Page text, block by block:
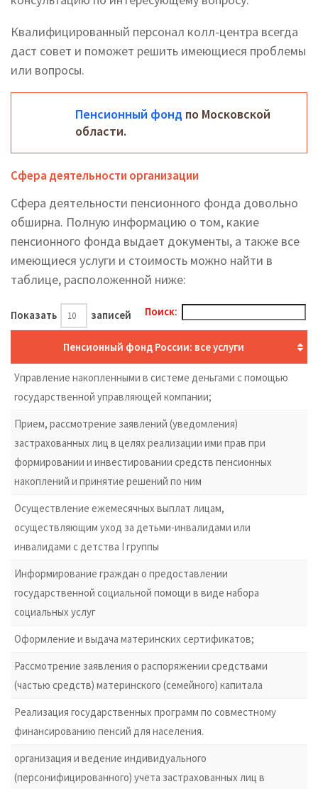
Квалифицированный персонал колл-центра всегда
даст совет и поможет решить имеющиеся проблемы
или вопросы.
Пенсионный фонд по Московской
области.
Сфера деятельности организации
Сфера деятельности пенсионного фонда довольно
обширна. Полную информацию о том, какие
пенсионного фонда выдает документы, а также все
имеющиеся услуги и стоимость можно найти в
таблице, расположенной ниже:
Показать записей Поиск:
Пенсионный фонд России: все услуги
Управление накопленными в системе деньгами с помощью
государственной управляющей компании;
Прием, рассмотрение заявлений (уведомления)
застрахованных лиц в целях реализации ими прав при
формировании и инвестировании средств пенсионных
накоплений и принятие решений по ним
Осуществление ежемесячных выплат лицам,
осуществляющим уход за детьми-инвалидами или
инвалидами с детства I группы
Информирование граждан о предоставлении
государственной социальной помощи в виде набора
социальных услуг
Оформление и выдача материнских сертификатов;
Рассмотрение заявления о распоряжении средствами
(частью средств) материнского (семейного) капитала
Реализация государственных программ по совместному
финансированию пенсий для населения.
организация и ведение индивидуального
(персонифицированного) учета застрахованных лиц в